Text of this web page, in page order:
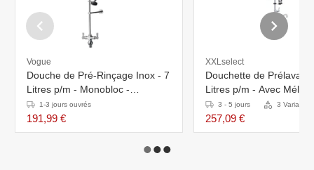
Vogue
Douche de Pré-Rinçage Inox - 7
Litres p/m - Monobloc -
1860x330x1160(h)mm
1-3 jours ouvrés
191,99 €
XXLselect
Douchette de
Litres p/m - Avec
Flexible - Bi Trous
3 - 5 jours 3 Variantes
257,09 €